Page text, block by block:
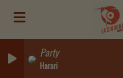
Party
Harari